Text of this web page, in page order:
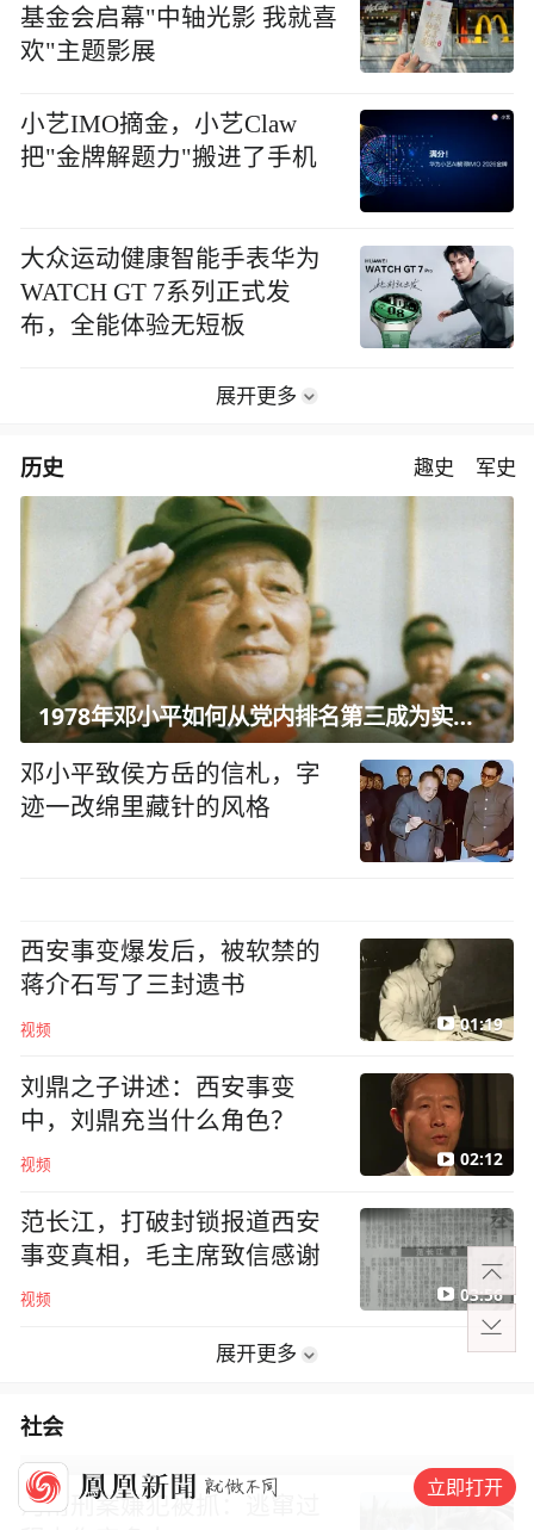
基金会启幕"中轴光影 我就喜
欢"主题影展
小艺IMO摘金，小艺Claw
把"金牌解题力"搬进了手机
大众运动健康智能手表华为
WATCH GT 7系列正式发
布，全能体验无短板
展开更多
历史 趣史 军史
1978年邓小平如何从党内排名第三成为实际核心？
邓小平致侯方岳的信札，字
迹一改绵里藏针的风格
西安事变爆发后，被软禁的
蒋介石写了三封遗书
视频 01:19
刘鼎之子讲述：西安事变
中，刘鼎充当什么角色？
视频 02:12
范长江，打破封锁报道西安
事变真相，毛主席致信感谢
视频 03:56
展开更多
社会
河南刑案嫌犯被抓：逃窜过
立即打开